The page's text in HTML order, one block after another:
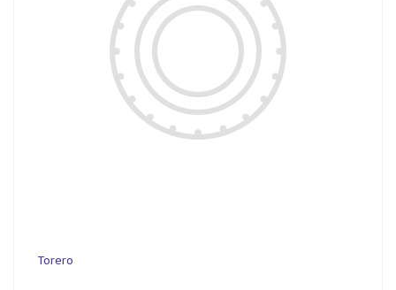
Torero